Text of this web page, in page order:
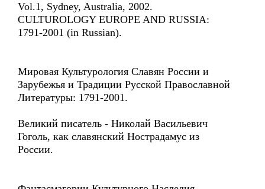
Vol.1, Sydney, Australia, 2002.
CULTUROLOGY EUROPE AND RUSSIA:
1791-2001 (in Russian).
Мировая Культурология Славян России и
Зарубежья и Традиции Русской Православной
Литературы: 1791-2001.
Великий писатель - Николай Васильевич
Гоголь, как славянский Нострадамус из
России.